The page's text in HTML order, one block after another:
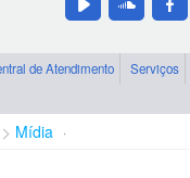
de Atendimento Serviços
Mídia